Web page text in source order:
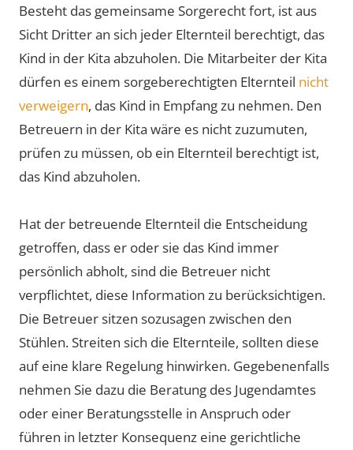
Besteht das gemeinsame Sorgerecht fort, ist aus
Sicht Dritter an sich jeder Elternteil berechtigt, das
Kind in der Kita abzuholen. Die Mitarbeiter der Kita
dürfen es einem sorgeberechtigten Elternteil nicht
verweigern, das Kind in Empfang zu nehmen. Den
Betreuern in der Kita wäre es nicht zuzumuten,
prüfen zu müssen, ob ein Elternteil berechtigt ist,
das Kind abzuholen.
Hat der betreuende Elternteil die Entscheidung
getroffen, dass er oder sie das Kind immer
persönlich abholt, sind die Betreuer nicht
verpflichtet, diese Information zu berücksichtigen.
Die Betreuer sitzen sozusagen zwischen den
Stühlen. Streiten sich die Elternteile, sollten diese
auf eine klare Regelung hinwirken. Gegebenenfalls
nehmen Sie dazu die Beratung des Jugendamtes
oder einer Beratungsstelle in Anspruch oder
führen in letzter Konsequenz eine gerichtliche